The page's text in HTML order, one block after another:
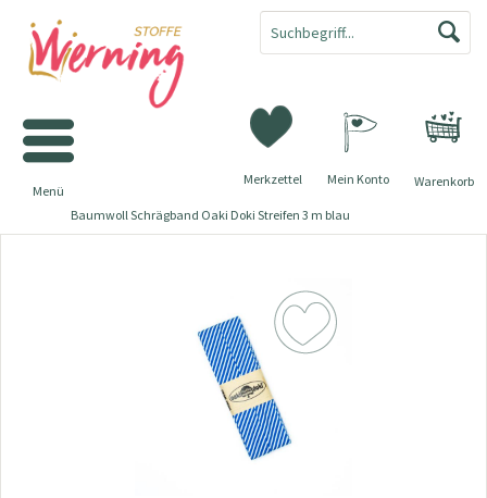
Warenkorb
Merkzettel Mein Konto
Menü
Baumwoll Schrägband Oaki Doki Streifen 3 m blau